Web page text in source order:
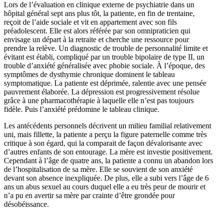
Lors de l’évaluation en clinique externe de psychiatrie dans un
hôpital général sept ans plus tôt, la patiente, en fin de trentaine,
reçoit de l’aide sociale et vit en appartement avec son fils
préadolescent. Elle est alors référée par son omnipraticien qui
envisage un départ à la retraite et cherche une ressource pour
prendre la relève. Un diagnostic de trouble de personnalité limite et
évitant est établi, compliqué par un trouble bipolaire de type II, un
trouble d’anxiété généralisée avec phobie sociale. À l’époque, des
symptômes de dysthymie chronique dominent le tableau
symptomatique. La patiente est déprimée, ralentie avec une pensée
pauvrement élaborée. La dépression est progressivement résolue
grâce à une pharmacothérapie à laquelle elle n’est pas toujours
fidèle. Puis l’anxiété prédomine le tableau clinique.
Les antécédents personnels décrivent un milieu familial relativement
uni, mais fillette, la patiente a perçu la figure paternelle comme très
critique à son égard, qui la comparait de façon dévalorisante avec
d’autres enfants de son entourage. La mère est investie positivement.
Cependant à l’âge de quatre ans, la patiente a connu un abandon lors
de l’hospitalisation de sa mère. Elle se souvient de son anxiété
devant son absence inexpliquée. De plus, elle a subi vers l’âge de 6
ans un abus sexuel au cours duquel elle a eu très peur de mourir et
n’a pu en avertir sa mère par crainte d’être grondée pour
désobéissance.